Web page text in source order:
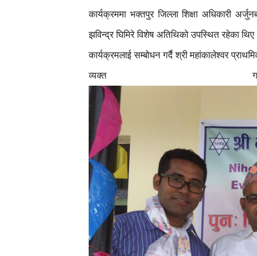
कार्यक्रममा भक्तपुर जिल्ला शिक्षा अधिकारी
झविन्द्र घिमिरे विशेष अतिथिको उपस्थित रहेका थिए
कार्यक्रमलाई सम्बोधन गर्दै श्री महांकालेश्वर
व्यक्त